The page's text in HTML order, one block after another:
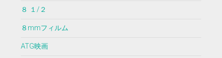
８ １/２
８mmフィルム
ATG映画